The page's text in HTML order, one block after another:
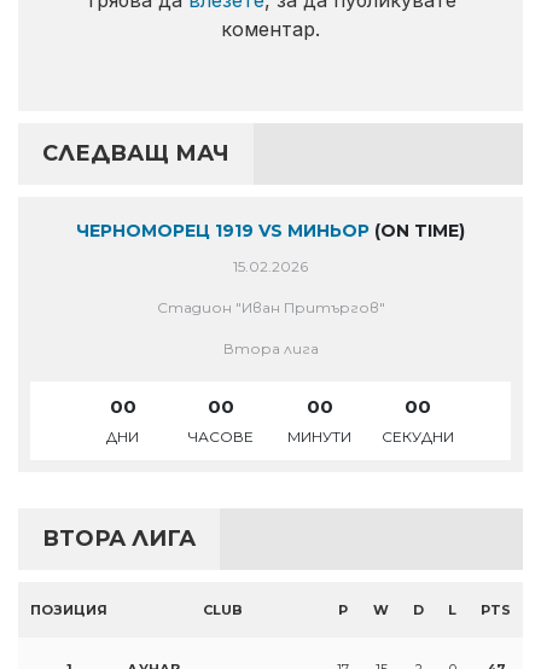
коментар.
СЛЕДВАЩ МАЧ
ЧЕРНОМОРЕЦ 1919 VS МИНЬОР (ON TIME)
15.02.2026
Стадион "Иван Притъргов"
Втора лига
00
ДНИ
00
ЧАСОВЕ
00
МИНУТИ
00
СЕКУДНИ
ВТОРА ЛИГА
ПОЗИЦИЯ CLUB P W D L PTS